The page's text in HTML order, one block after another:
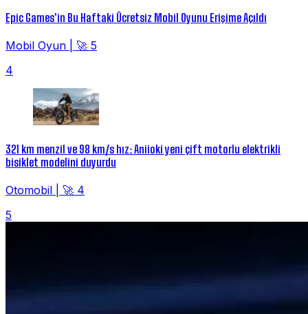
Epic Games'in Bu Haftaki Ücretsiz Mobil Oyunu Erişime Açıldı
Mobil Oyun
🚀 5
4
321 km menzil ve 98 km/s hız: Aniioki yeni çift motorlu elektrikli
bisiklet modelini duyurdu
Otomobil
🚀 4
5